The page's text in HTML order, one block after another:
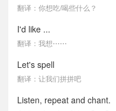
翻译：你想吃/喝些什么？
I'd like ...
翻译：我想⋯⋯
Let's spell
翻译：让我们拼拼吧
Listen, repeat and chant.